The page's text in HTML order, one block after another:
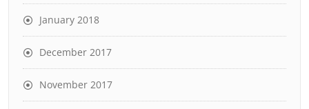
January 2018
December 2017
November 2017